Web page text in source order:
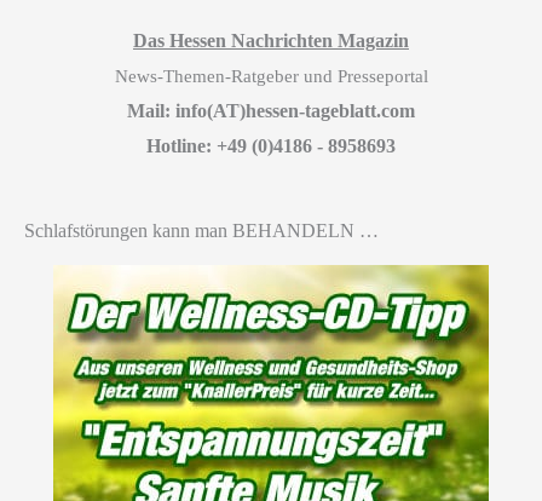
Das Hessen Nachrichten Magazin
News-Themen-Ratgeber und Presseportal
Mail: info(AT)hessen-tageblatt.com
Hotline: +49 (0)4186 - 8958693
Schlafstörungen kann man BEHANDELN …